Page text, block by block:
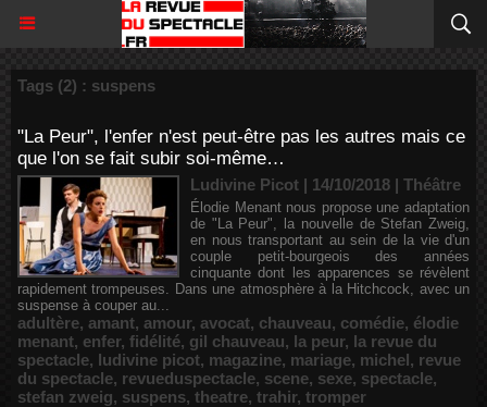
Tags (2) : suspens
"La Peur", l'enfer n'est peut-être pas les autres mais ce
que l'on se fait subir soi-même…
Ludivine Picot | 14/10/2018 | Théâtre
Élodie Menant nous propose une adaptation
de "La Peur", la nouvelle de Stefan Zweig,
en nous transportant au sein de la vie d'un
couple petit-bourgeois des années
cinquante dont les apparences se révèlent
rapidement trompeuses. Dans une atmosphère à la Hitchcock, avec un
suspense à couper au...
adultère, amant, amour, avocat, chauveau, comédie, élodie
menant, enfer, fidélité, gil chauveau, la peur, la revue du
spectacle, ludivine picot, magazine, mariage, michel, revue
du spectacle, revueduspectacle, scene, sexe, spectacle,
stefan zweig, suspens, theatre, trahir, tromper